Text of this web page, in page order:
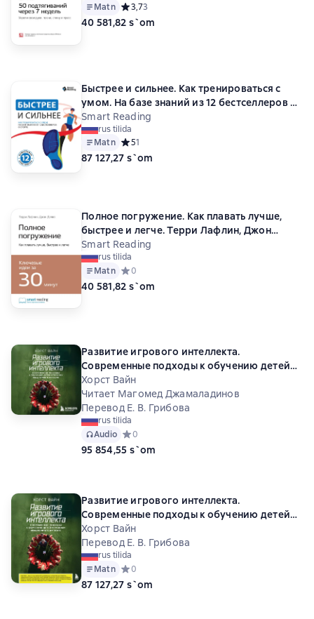
Matn Средний рейтинг 3,7 на основе 3 оценок
3,73
40 581,82 s`om
Быстрее и сильнее. Как тренироваться с
умом. На базе знаний из 12 бестселлеров о
спорте
Smart Reading
rus tilida
Matn Средний рейтинг 5 на основе 1 оценок
51
87 127,27 s`om
Полное погружение. Как плавать лучше,
быстрее и легче. Терри Лафлин, Джон
Делвз. Саммари
Smart Reading
rus tilida
Matn Средний рейтинг 0 на основе 0 оценок
0
40 581,82 s`om
Развитие игрового интеллекта.
Современные подходы к обучению детей
игровому мышлению в футболе
Хорст Вайн
Читает Магомед Джамаладинов
Перевод Е. В. Грибова
rus tilida
Audio Средний рейтинг 0 на основе 0 оценок
0
95 854,55 s`om
Развитие игрового интеллекта.
Современные подходы к обучению детей
игровому мышлению в футболе
Хорст Вайн
Перевод Е. В. Грибова
rus tilida
Matn Средний рейтинг 0 на основе 0 оценок
0
87 127,27 s`om